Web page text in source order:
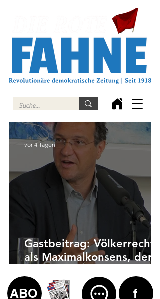
Gastbeitrag: Völkerrecht
als Maximalkonsens, der
vor 4 Tagen
ABO f